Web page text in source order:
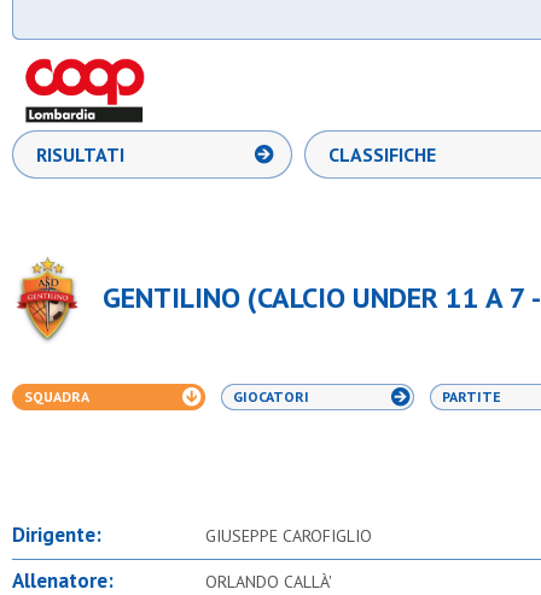
RISULTATI CLASSIFICHE
GENTILINO (CALCIO UNDER 11 A 7
SQUADRA GIOCATORI PARTITE
Dirigente: GIUSEPPE CAROFIGLIO
Allenatore: ORLANDO CALLÀ'